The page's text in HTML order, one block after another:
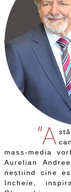
”A
mass-media
Aurelian
neștiind cine
încheie,